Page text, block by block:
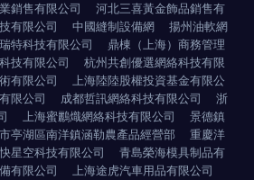
銷售有限公司
河北三喜黃金飾品銷售有
有限公司 中國縫制設備網
揚州油軟網
特科技有限公司
鼎棟（上海）商務管理
技有限公司
杭州共創優選網絡科技有限
有限公司
上海陸陸股權投資基金有限公
限公司 成都哲訊網絡科技有限公司
浙
上海蜜鸝熾網絡科技有限公司
景德鎮
亭湖區南洋鎮涵勒農產品經營部
重慶洋
星空科技有限公司
青島榮海模具制品有
有限公司
上海途虎汽車用品有限公司